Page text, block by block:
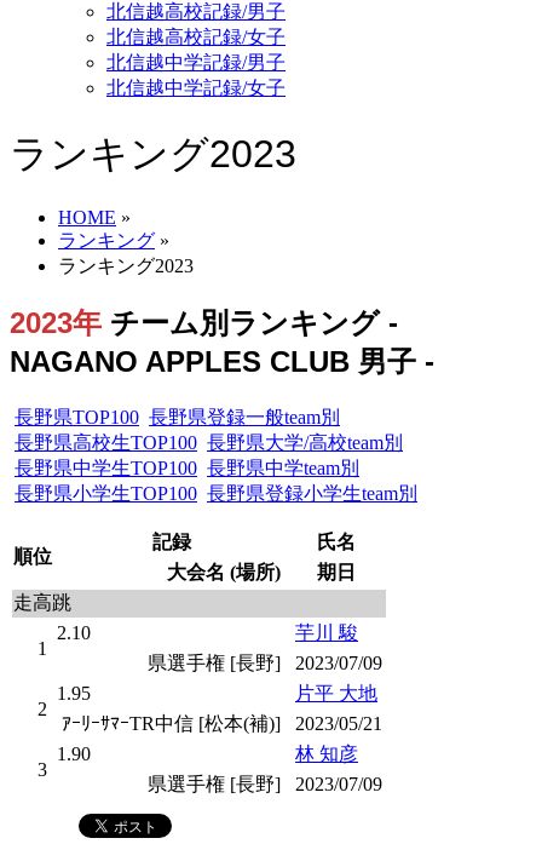
北信越高校記録/男子
北信越高校記録/女子
北信越中学記録/男子
北信越中学記録/女子
ランキング2023
HOME »
ランキング »
ランキング2023
2023年 チーム別ランキング -
NAGANO APPLES CLUB 男子 -
長野県TOP100 長野県登録一般team別
長野県高校生TOP100 長野県大学/高校team別
長野県中学生TOP100 長野県中学team別
長野県小学生TOP100 長野県登録小学生team別
順位
記録
氏名
大会名 (場所)
期日
走高跳
1
2.10
芋川 駿
県選手権 [長野]
2023/07/09
2
1.95
片平 大地
ｱｰﾘｰｻﾏｰTR中信 [松本(補)]
2023/05/21
3
1.90
林 知彦
県選手権 [長野]
2023/07/09